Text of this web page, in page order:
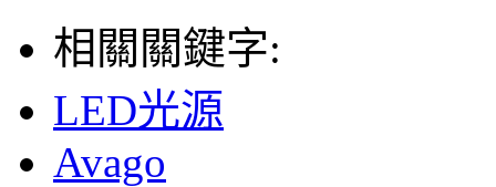
相關關鍵字:
LED光源
Avago